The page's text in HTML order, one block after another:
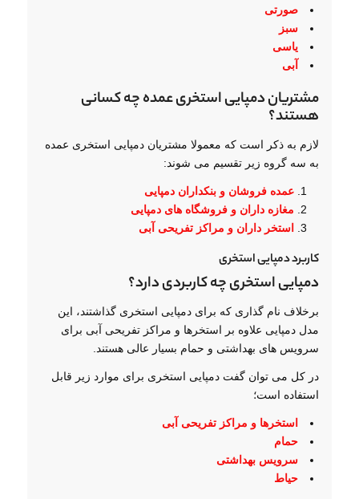
صورتی
سبز
یاسی
آبی
مشتریان دمپایی استخری عمده چه کسانی
هستند؟
لازم به ذکر است که معمولا مشتریان دمپایی استخری عمده
به سه گروه زیر تقسیم می شوند:
عمده فروشان و بنکداران دمپایی
مغازه داران و فروشگاه های دمپایی
استخر داران و مراکز تفریحی آبی
کاربرد دمپایی استخری
دمپایی استخری چه کاربردی دارد؟
برخلاف نام گذاری که برای دمپایی استخری گذاشتند، این
مدل دمپایی علاوه بر استخرها و مراکز تفریحی آبی برای
سرویس های بهداشتی و حمام بسیار عالی هستند.
در کل می توان گفت دمپایی استخری برای موارد زیر قابل
استفاده است؛
استخرها و مراکز تفریحی آبی
حمام
سرویس بهداشتی
حیاط